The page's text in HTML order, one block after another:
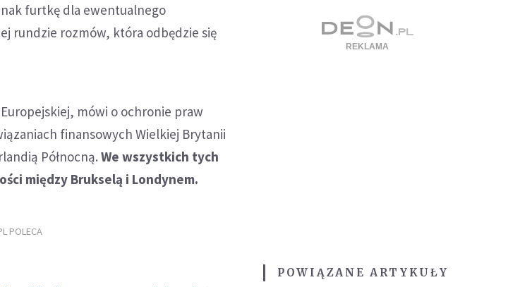
furtkę dla ewentualnego
rundzie rozmów, która odbędzie się
mówi o ochronie praw
finansowych Wielkiej Brytanii
Północną.We wszystkich tych
między Brukselą i Londynem.
POLECA
POWIĄZANE ARTYKUŁY